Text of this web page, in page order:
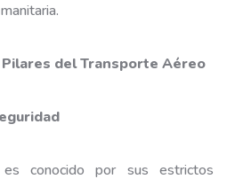
del Transporte Aéreo
conocido por sus estrictos